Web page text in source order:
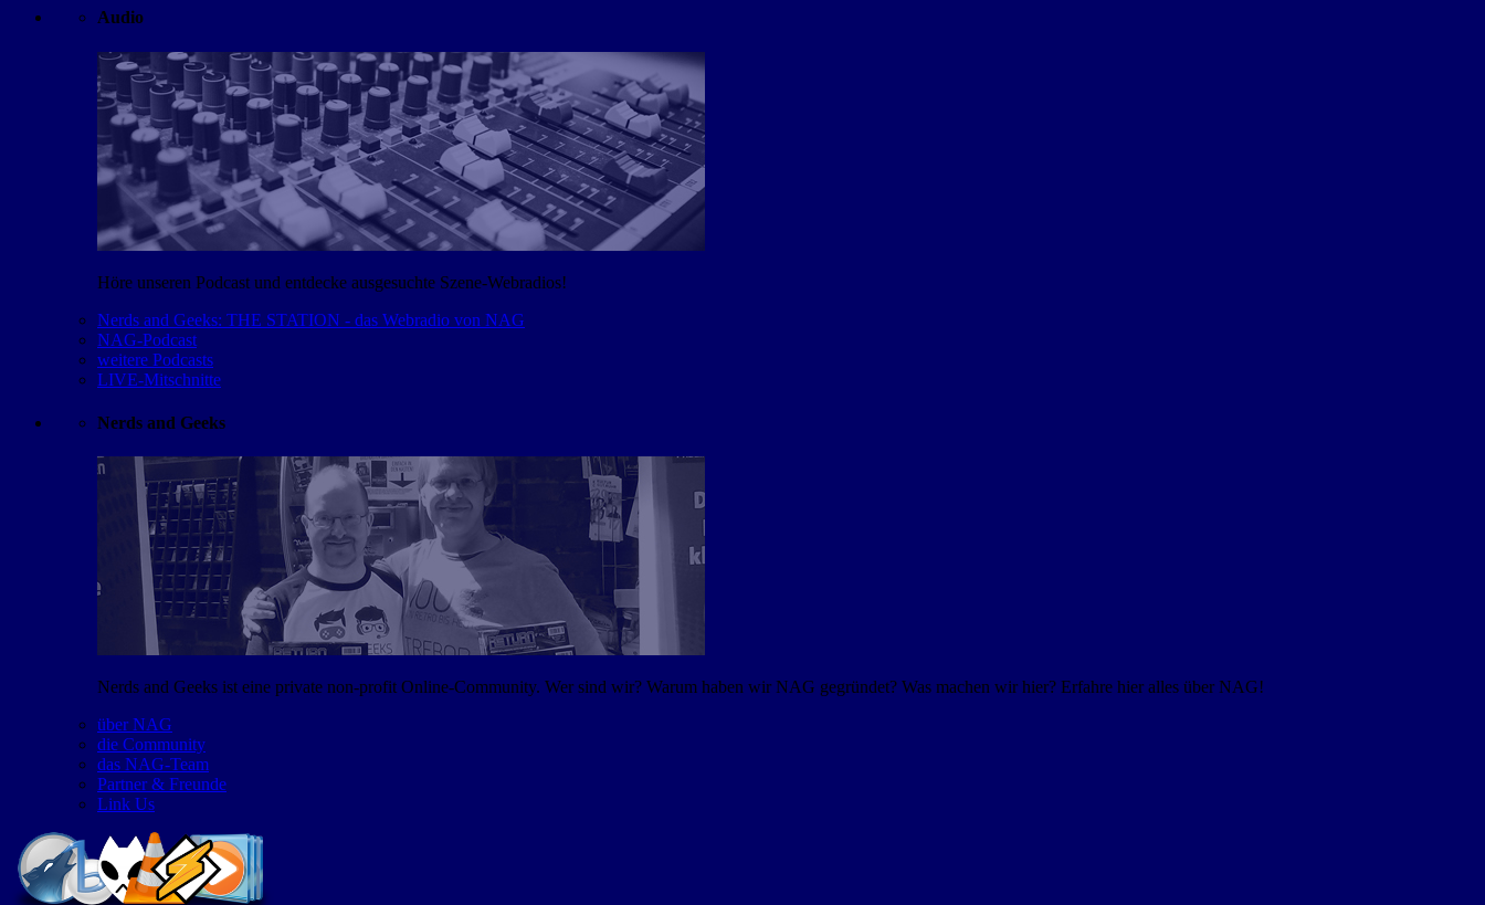
Audio
Höre unseren Podcast und entdecke ausgesuchte Szene-Webradios!
Nerds and Geeks: THE STATION - das Webradio von NAG
NAG-Podcast
weitere Podcasts
LIVE-Mitschnitte
Nerds and Geeks
Nerds and Geeks ist eine private non-profit Online-Community. Wer sind wir? Warum haben wir NAG gegründet? Was machen wir hier? Erfahre hier alles über NAG!
über NAG
die Community
das NAG-Team
Partner & Freunde
Link Us